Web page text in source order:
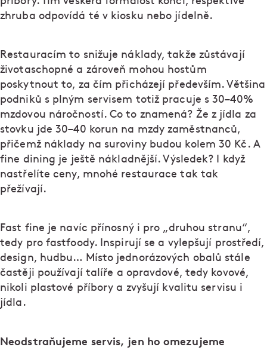
zhruba odpovídá té v kiosku nebo jídelně.
Restauracím to snižuje náklady, takže zůstávají
životaschopné a zároveň mohou hostům
poskytnout to, za čím přicházejí především. Většina
podniků s plným servisem totiž pracuje s 30–40%
mzdovou náročností. Co to znamená? Že z jídla za
stovku jde 30–40 korun na mzdy zaměstnanců,
přičemž náklady na suroviny budou kolem 30 Kč. A
fine dining je ještě nákladnější. Výsledek? I když
nastřelíte ceny, mnohé restaurace tak tak
přežívají.
Fast fine je navíc přínosný i pro „druhou stranu“,
tedy pro fastfoody. Inspirují se a vylepšují prostředí,
design, hudbu… Místo jednorázových obalů stále
častěji používají talíře a opravdové, tedy kovové,
nikoli plastové příbory a zvyšují kvalitu servisu i
jídla.
Neodstraňujeme servis, jen ho omezujeme